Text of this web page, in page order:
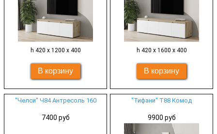
h 420 х 1200 х 400 h 420 х 1600 х 400
"Челси" Ч84 Антресоль 160
7400 руб
"Тифани" Т88 Комод
9900 руб